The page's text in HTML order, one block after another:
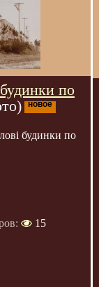
по
новое
будинки по
15